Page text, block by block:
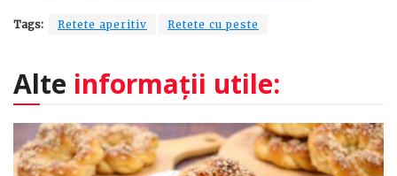
Tags: Retete aperitiv Retete cu peste
Alte informații utile: